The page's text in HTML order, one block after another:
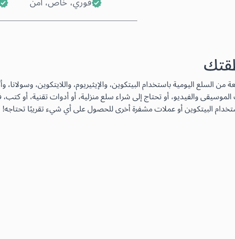
والفيديو، أو تحتاج إلى شراء سلع منزلية، أو أدوات تقنية، أو
البيتكوين أو عملات مشفرة أخرى للحصول على أي شيء تقريبًا تحتاجه!